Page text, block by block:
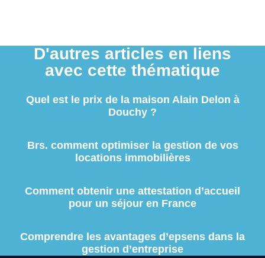
D'autres articles en liens
avec cette thématique
Quel est le prix de la maison Alain Delon à
Douchy ?
Brs. comment optimiser la gestion de vos
locations immobilières
Comment obtenir une attestation d’accueil
pour un séjour en France
Comprendre les avantages d’epsens dans la
gestion d’entreprise